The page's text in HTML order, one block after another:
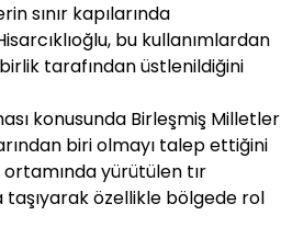
sınır kapılarında
bu kullanımlardan
tarafından üstlenildiğini
konusunda Birleşmiş Milletler
biri olmayı talep ettiğini
ortamında yürütülen tır
özellikle bölgede rol